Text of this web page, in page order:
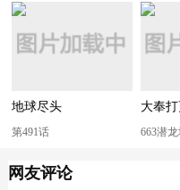
地球尽头
第491话
大奉打
663潜
网友评论